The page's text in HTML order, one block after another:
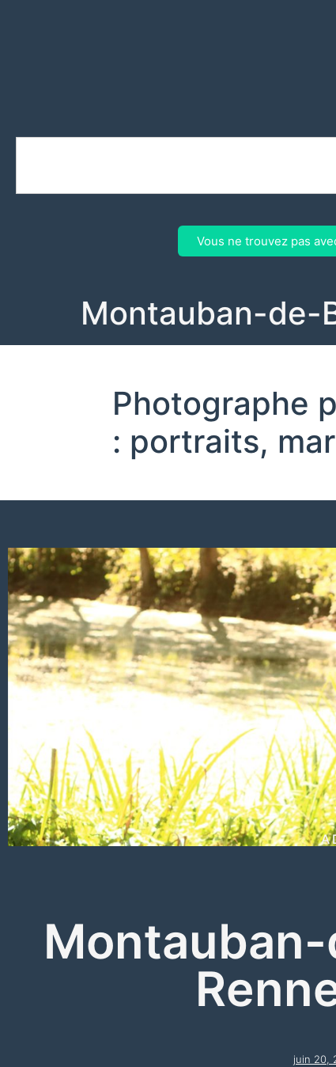
Vous ne trouvez pas
Montauban-de-
Photographe
: portraits,
juin 20,